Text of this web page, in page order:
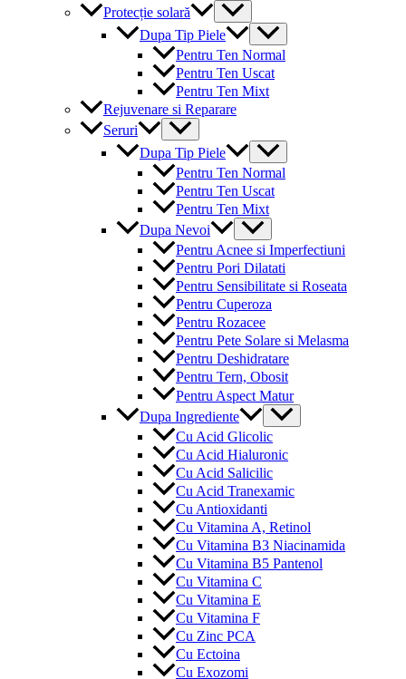
Protecție solară
Menu
Toggle
Dupa Tip Piele
Menu
Toggle
Pentru Ten Normal
Pentru Ten Uscat
Pentru Ten Mixt
Rejuvenare si Reparare
Seruri
Menu
Toggle
Dupa Tip Piele
Menu
Toggle
Pentru Ten Normal
Pentru Ten Uscat
Pentru Ten Mixt
Dupa Nevoi
Menu
Toggle
Pentru Acnee si Imperfectiuni
Pentru Pori Dilatati
Pentru Sensibilitate si Roseata
Pentru Cuperoza
Pentru Rozacee
Pentru Pete Solare si Melasma
Pentru Deshidratare
Pentru Tern, Obosit
Pentru Aspect Matur
Dupa Ingrediente
Menu
Toggle
Cu Acid Glicolic
Cu Acid Hialuronic
Cu Acid Salicilic
Cu Acid Tranexamic
Cu Antioxidanti
Cu Vitamina A, Retinol
Cu Vitamina B3 Niacinamida
Cu Vitamina B5 Pantenol
Cu Vitamina C
Cu Vitamina E
Cu Vitamina F
Cu Zinc PCA
Cu Ectoina
Cu Exozomi